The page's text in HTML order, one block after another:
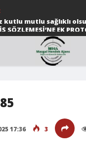
kutlu mutlu sağlıklı
SÖZLEMESİ’NE EK
beğeni topladı
ÖĞRETİM
58. ISOCARP DÜNYA
BULUNDU
Ersin Tatar, Birkan
BU YILKİ
8. LİSELERARASI
17:36 3